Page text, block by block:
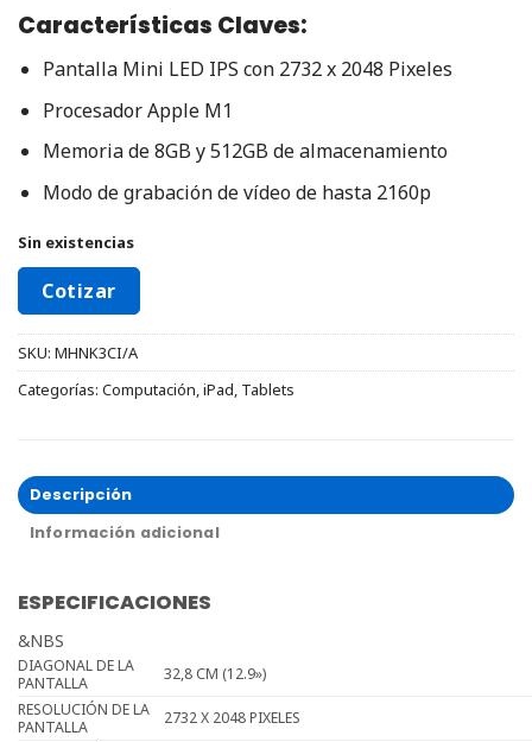
Características Claves:
Pantalla Mini LED IPS con 2732 x 2048 Pixeles
Procesador Apple M1
Memoria de 8GB y 512GB de almacenamiento
Modo de grabación de vídeo de hasta 2160p
Sin existencias
Cotizar
SKU: MHNK3CI/A
Categorías: Computación iPad Tablets
Descripción
Información adicional
ESPECIFICACIONES
&NBS
DIAGONAL DE LA
PANTALLA
32,8 CM (12.9»)
RESOLUCIÓN DE LA
PANTALLA
2732 X 2048 PIXELES